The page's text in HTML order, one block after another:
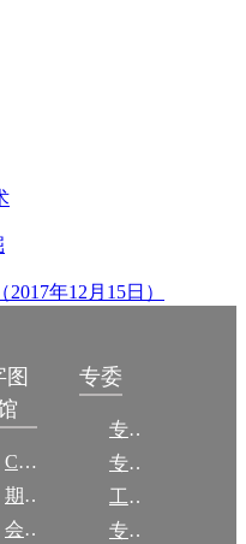
年12月15日）
图
CCCF
期刊
会议
专委
专委简介
专委条例
工作问答
专委名单